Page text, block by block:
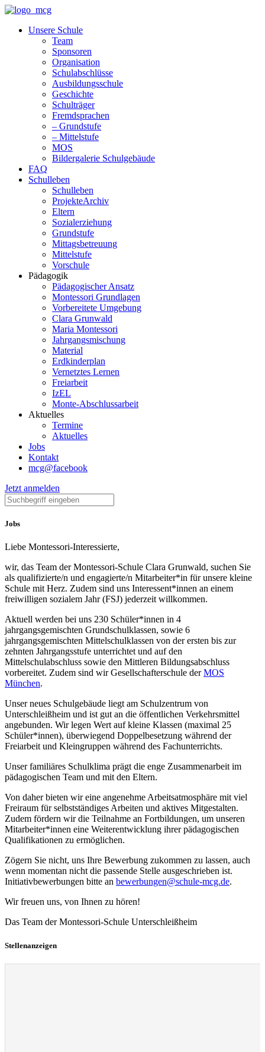
Unsere Schule
Team
Sponsoren
Organisation
Schulabschlüsse
Ausbildungsschule
Geschichte
Schulträger
Fremdsprachen
– Grundstufe
– Mittelstufe
MOS
Bildergalerie Schulgebäude
FAQ
Schulleben
Schulleben
ProjekteArchiv
Eltern
Sozialerziehung
Grundstufe
Mittagsbetreuung
Mittelstufe
Vorschule
Pädagogik
Pädagogischer Ansatz
Montessori Grundlagen
Vorbereitete Umgebung
Clara Grunwald
Maria Montessori
Jahrgangsmischung
Material
Erdkinderplan
Vernetztes Lernen
Freiarbeit
IzEL
Monte-Abschlussarbeit
Aktuelles
Termine
Aktuelles
Jobs
Kontakt
mcg@facebook
Jetzt anmelden
Jobs
Liebe Montessori-Interessierte,
wir, das Team der Montessori-Schule Clara Grunwald, suchen Sie
als qualifizierte/n und engagierte/n Mitarbeiter*in für unsere kleine
Schule mit Herz. Zudem sind uns Interessent*innen an einem
freiwilligen sozialem Jahr (FSJ) jederzeit willkommen.
Aktuell werden bei uns 230 Schüler*innen in 4
jahrgangsgemischten Grundschulklassen, sowie 6
jahrgangsgemischten Mittelschulklassen von der ersten bis zur
zehnten Jahrgangsstufe unterrichtet und auf den
Mittelschulabschluss sowie den Mittleren Bildungsabschluss
vorbereitet. Zudem sind wir Gesellschafterschule derMOS
München.
Unser neues Schulgebäude liegt am Schulzentrum von
Unterschleißheim und ist gut an die öffentlichen Verkehrsmittel
angebunden. Wir legen Wert auf kleine Klassen (maximal 25
Schüler*innen), überwiegend Doppelbesetzung während der
Freiarbeit und Kleingruppen während des Fachunterrichts.
Unser familiäres Schulklima prägt die enge Zusammenarbeit im
pädagogischen Team und mit den Eltern.
Von daher bieten wir eine angenehme Arbeitsatmosphäre mit viel
Freiraum für selbstständiges Arbeiten und aktives Mitgestalten.
Zudem fördern wir die Teilnahme an Fortbildungen, um unseren
Mitarbeiter*innen eine Weiterentwicklung ihrer pädagogischen
Qualifikationen zu ermöglichen.
Zögern Sie nicht, uns Ihre Bewerbung zukommen zu lassen, auch
wenn momentan nicht die passende Stelle ausgeschrieben ist.
Initiativbewerbungen bitte an bewerbungen@schule-mcg.de.
Wir freuen uns, von Ihnen zu hören!
Das Team der Montessori-Schule Unterschleißheim
Stellenanzeigen